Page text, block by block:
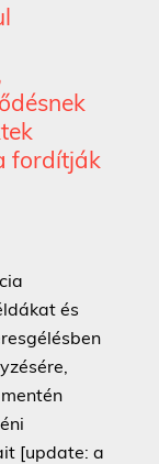
fordítják
és
[update: a